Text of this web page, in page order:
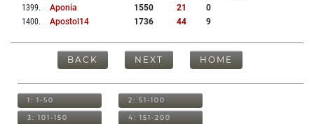
1399. Aponia 1550 21
0
1400. Apostol14 1736 44 9
BACK NEXT HOME
1: 1-50 2: 51-100
3: 101-150 4: 151-200